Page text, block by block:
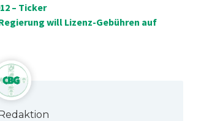
– Ticker
will Lizenz-Gebühren auf